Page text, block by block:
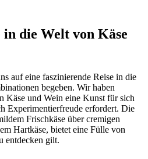
die Welt von Käse
auf eine faszinierende Reise in die
begeben. Wir haben
Käse und Wein eine Kunst für sich
Experimentierfreude erfordert. Die
Frischkäse über cremigen
Hartkäse, bietet eine Fülle von
entdecken gilt.